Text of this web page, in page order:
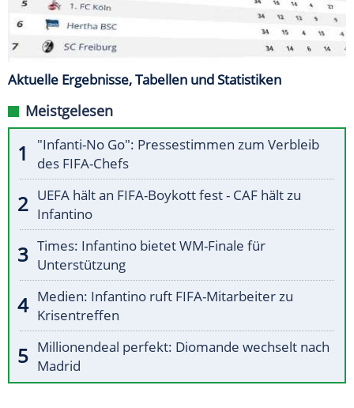
Aktuelle Ergebnisse, Tabellen und Statistiken
Meistgelesen
"Infanti-No Go": Pressestimmen zum Verbleib
des FIFA-Chefs
UEFA hält an FIFA-Boykott fest - CAF hält zu
Infantino
Times: Infantino bietet WM-Finale für
Unterstützung
Medien: Infantino ruft FIFA-Mitarbeiter zu
Krisentreffen
Millionendeal perfekt: Diomande wechselt nach
Madrid